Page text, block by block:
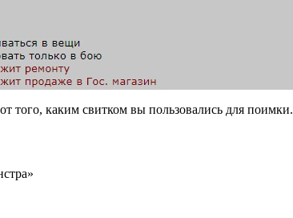
того, каким свитком вы пользовались для